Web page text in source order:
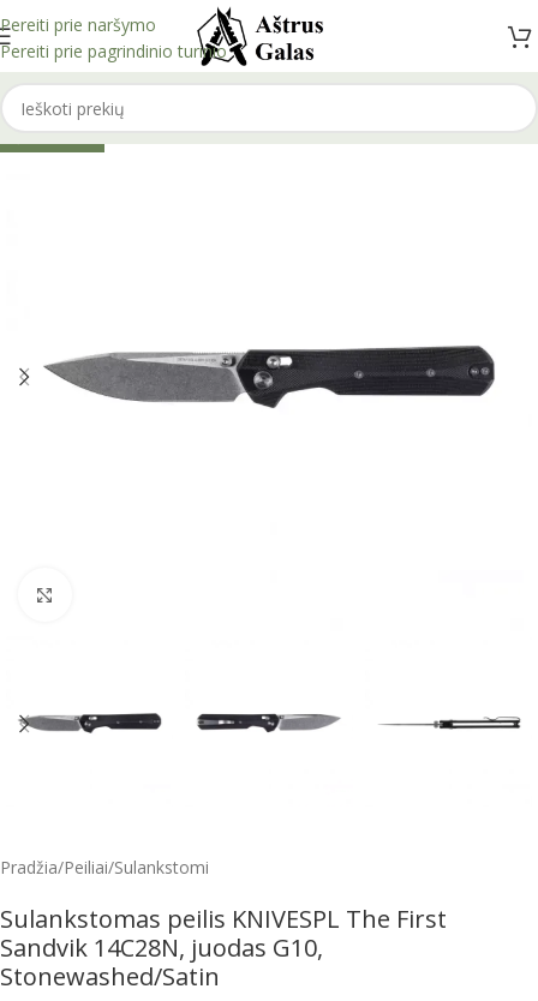
Pereiti prie naršymo
Pereiti prie pagrindinio turinio
Pradžia/Peiliai/Sulankstomi
Sulankstomas peilis KNIVESPL The First
Sandvik 14C28N, juodas G10,
Stonewashed/Satin